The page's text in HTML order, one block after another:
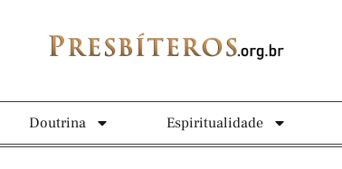
Doutrina Espiritualidade